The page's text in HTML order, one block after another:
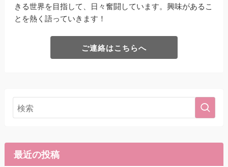
きる世界を目指して、日々奮闘しています。興味があるこ
とを熱く語っていきます！
ご連絡はこちらへ
最近の投稿